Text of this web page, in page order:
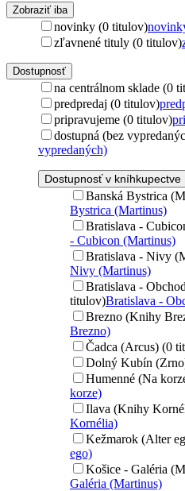
Zobraziť iba
novinky (0 titulov)
zľavnené tituly (0 titulov)
Dostupnosť
na centrálnom sklade (0
predpredaj (0 titulov)
pripravujeme (0 titulov)
dostupná (bez
vypredaných)
Dostupnosť v kníhkupectve
Banská Bystrica
Bystrica (Martinus)
Bratislava -
- Cubicon (Martinus)
Bratislava - Nivy
Nivy (Martinus)
Bratislava -
titulov)Bratislava -
Brezno (Knihy
Brezno)
Čadca (Arcus) (0
Dolný Kubín
Humenné (Na
korze)
Ilava (Knihy
Kornélia)
Kežmarok (Alter
ego)
Košice - Galéria
Galéria (Martinus)